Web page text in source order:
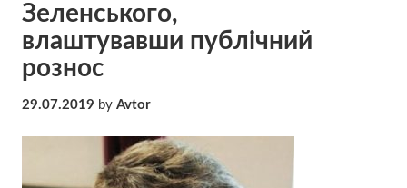
Зеленського,
влаштувавши публічний
рознос
29.07.2019 by Avtor